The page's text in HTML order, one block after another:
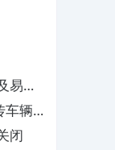
易消
车辆配
闭